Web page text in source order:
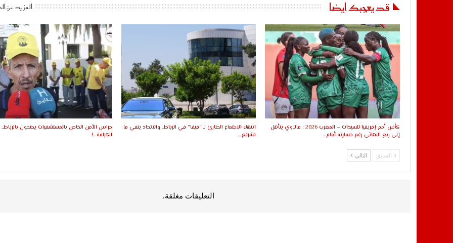
قد يعجبك ايضا المزيد عن
كأس أمم إفريقيا للسيدات – المغرب 2026 : مالاوي يتأهل
إلى ربع النهائي رغم خسارته أمام…
انتهاء الاجتماع الطارئ لـ “فيفا” في الرباط.. والاتحاد ينفي ما
نشرتع…
حراس الأمن الخاص بالمستشفيات يحتجون
الكرامة ..!
السابق التالي
التعليقات مغلقة.